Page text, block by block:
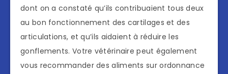
dont on a constaté qu’ils contribuaient tous deux
au bon fonctionnement des cartilages et des
articulations, et qu’ils aidaient à réduire les
gonflements. Votre vétérinaire peut également
vous recommander des aliments sur ordonnance